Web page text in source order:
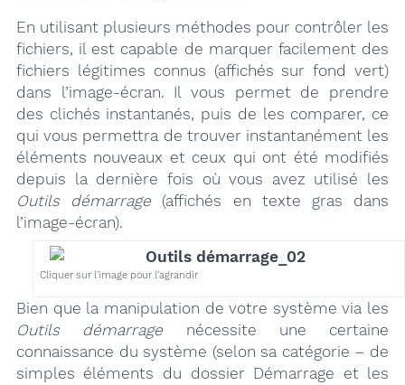
En utilisant plusieurs méthodes pour contrôler les
fichiers, il est capable de marquer facilement des
fichiers légitimes connus (affichés sur fond vert)
dans l’image-écran. Il vous permet de prendre
des clichés instantanés, puis de les comparer, ce
qui vous permettra de trouver instantanément les
éléments nouveaux et ceux qui ont été modifiés
depuis la dernière fois où vous avez utilisé les
Outils démarrage (affichés en texte gras dans
l’image-écran).
Cliquer sur l’image pour l’agrandir
Bien que la manipulation de votre système via les
Outils démarrage nécessite une certaine
connaissance du système (selon sa catégorie – de
simples éléments du dossier Démarrage et les